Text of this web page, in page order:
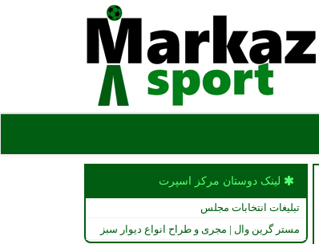
لینک دوستان مركز اسپرت
تبلیغات انتخابات مجلس
مستر گرین وال | مجری و طراح انواع دیوار سبز